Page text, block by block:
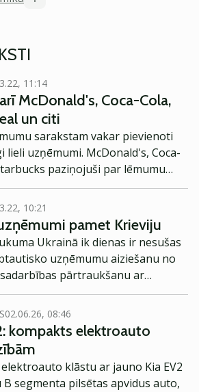
11:14
McDonald's, Coca-Cola,
un citi
sarakstam vakar pievienoti
lieli uzņēmumi. McDonald's, Coca-
paziņojuši par lēmumu
raksta BBC.
10:21
pamet Krieviju
Ukrainā ik dienas ir nesušas
uzņēmumu aiziešanu no
pārtraukšanu ar
02.06.26, 08:46
kompakts elektroauto
klāstu ar jauno Kia EV2
segmenta pilsētas apvidus auto,